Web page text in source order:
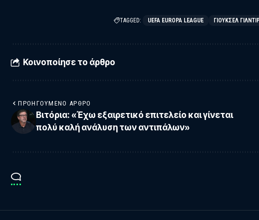
TAGGED: UEFA EUROPA LEAGUE ΓΙΟΥΚΣΈΛ
Κοινοποίησε το άρθρο
ΠΡΟΗΓΟΎΜΕΝΟ ΆΡΘΡΟ
Βιτόρια: «Έχω εξαιρετικό επιτελείο και γίνεται
πολύ καλή ανάλυση των αντιπάλων»